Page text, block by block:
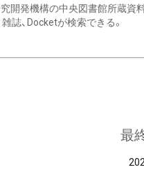
開発機構の中央図書館所蔵資
雑誌、Docketが検索できる。
最